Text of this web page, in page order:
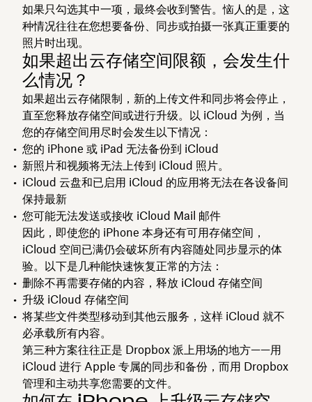
如果只勾选其中一项，最终会收到警告。恼人的是，这
种情况往往在您想要备份、同步或拍摄一张真正重要的
照片时出现。
如果超出云存储空间限额，会发生什
么情况？
如果超出云存储限制，新的上传文件和同步将会停止，
直至您释放存储空间或进行升级。以 iCloud 为例，当
您的存储空间用尽时会发生以下情况：
您的 iPhone 或 iPad 无法备份到 iCloud
新照片和视频将无法上传到 iCloud 照片。
iCloud 云盘和已启用 iCloud 的应用将无法在各设备间
保持最新
您可能无法发送或接收 iCloud Mail 邮件
因此，即使您的 iPhone 本身还有可用存储空间，
iCloud 空间已满仍会破坏所有内容随处同步显示的体
验。以下是几种能快速恢复正常的方法：
删除不再需要存储的内容，释放 iCloud 存储空间
升级 iCloud 存储空间
将某些文件类型移动到其他云服务，这样 iCloud 就不
必承载所有内容。
第三种方案往往正是 Dropbox 派上用场的地方——用
iCloud 进行 Apple 专属的同步和备份，而用 Dropbox
管理和主动共享您需要的文件。